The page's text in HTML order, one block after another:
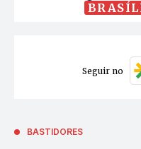
Seguir no
BASTIDORES